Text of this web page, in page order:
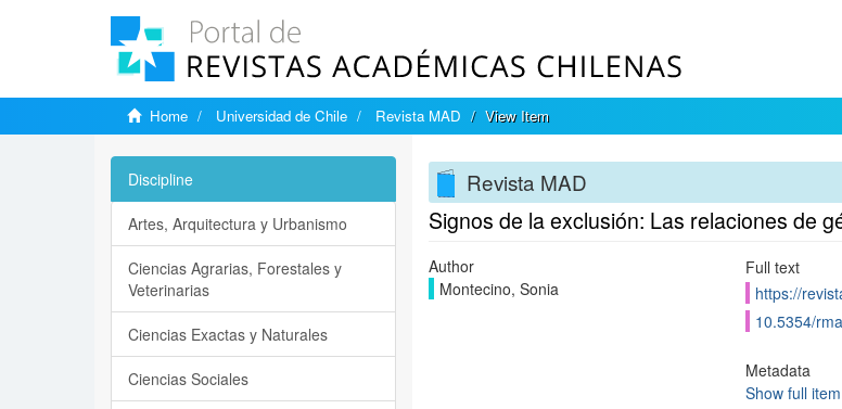
Home Universidad de Chile Revista MAD View Item
Revista MAD
Signos de la exclusión: Las relaciones de
Author
Montecino, Sonia
Full text
https://
10.5354/
Metadata
Show full
Discipline
Artes, Arquitectura y Urbanismo
Ciencias Agrarias, Forestales y
Veterinarias
Ciencias Exactas y Naturales
Ciencias Sociales